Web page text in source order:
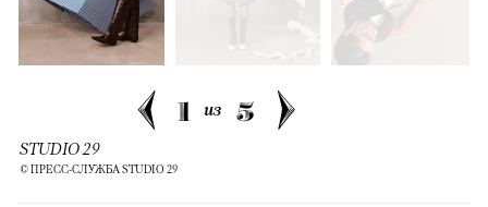
1 из 5
STUDIO 29
© ПРЕСС-СЛУЖБА STUDIO 29